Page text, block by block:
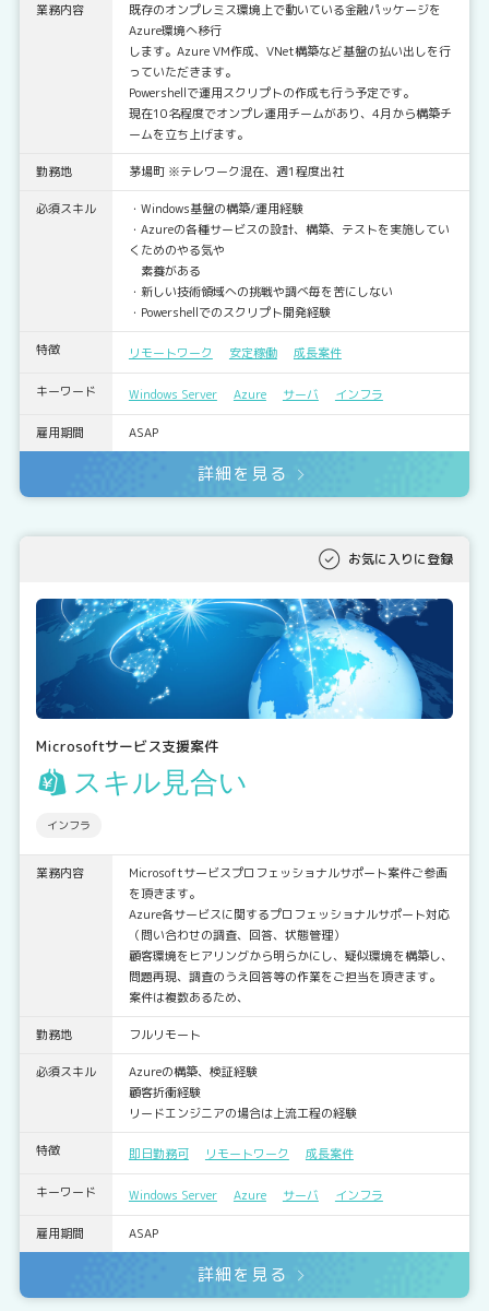
業務内容
既存のオンプレミス環境上で動いている金融パッケージを
Azure環境へ移行
します。Azure VM作成、VNet構築など基盤の払い出しを行
っていただきます。
Powershellで運用スクリプトの作成も行う予定です。
現在10名程度でオンプレ運用チームがあり、4月から構築チ
ームを立ち上げます。
勤務地 茅場町 ※テレワーク混在、週1程度出社
必須スキル
・Windows基盤の構築/運用経験
・Azureの各種サービスの設計、構築、テストを実施してい
くためのやる気や
素養がある
・新しい技術領域への挑戦や調べ毎を苦にしない
・Powershellでのスクリプト開発経験
特徴 リモートワーク 安定稼働 成長案件
キーワード Windows Server Azure サーバ インフラ
雇用期間 ASAP
詳細を見る
お気に入りに登録
Microsoftサービス支援案件
スキル見合い
インフラ
業務内容
Microsoftサービスプロフェッショナルサポート案件ご参画
を頂きます。
Azure各サービスに関するプロフェッショナルサポート対応
（問い合わせの調査、回答、状態管理）
顧客環境をヒアリングから明らかにし、疑似環境を構築し、
問題再現、調査のうえ回答等の作業をご担当を頂きます。
案件は複数あるため、
勤務地 フルリモート
必須スキル
Azureの構築、検証経験
顧客折衝経験
リードエンジニアの場合は上流工程の経験
特徴 即日勤務可 リモートワーク 成長案件
キーワード Windows Server Azure サーバ インフラ
雇用期間 ASAP
詳細を見る